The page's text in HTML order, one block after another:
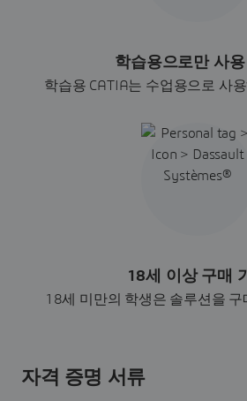
학습용으로만 사
학습용 CATIA는 수업용으로 사
18세 이상 구매
18세 미만의 학생은 솔루션을 구
자격 증명 서류